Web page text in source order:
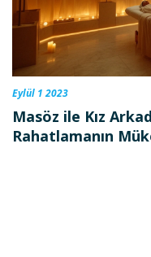
Eylül 1 2023
Masöz ile Kız
Rahatlamanın